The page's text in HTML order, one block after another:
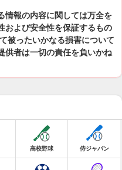
情報の内容に関しては万全を
および安全性を保証するもの
被ったいかなる損害について
供者は一切の責任を負いかね
高校野球 侍ジャパン